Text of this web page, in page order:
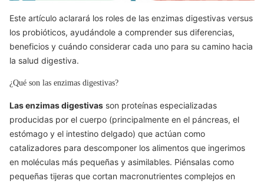
Este artículo aclarará los roles de las enzimas digestivas versus
los probióticos, ayudándole a comprender sus diferencias,
beneficios y cuándo considerar cada uno para su camino hacia
la salud digestiva.
¿Qué son las enzimas digestivas?
Las enzimas digestivas son proteínas especializadas
producidas por el cuerpo (principalmente en el páncreas, el
estómago y el intestino delgado) que actúan como
catalizadores para descomponer los alimentos que ingerimos
en moléculas más pequeñas y asimilables. Piénsalas como
pequeñas tijeras que cortan macronutrientes complejos en